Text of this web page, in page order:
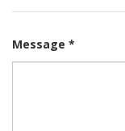
Message *